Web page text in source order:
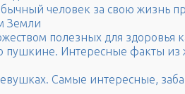
человек за свою жизнь
Земли
полезных для здоровья
пушкине. Интересные факты из
Самые интересные,